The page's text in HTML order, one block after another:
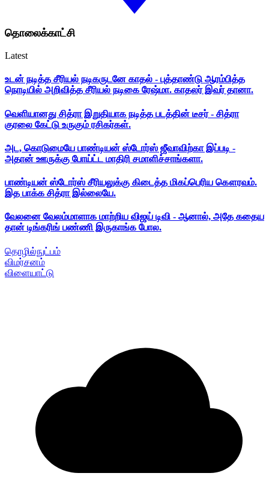
தொலைக்காட்சி
Latest
உடன் நடித்த சீரியல் நடிகருடனே காதல் - புத்தாண்டு ஆரம்பித்த
நொடியில் அறிவித்த சீரியல் நடிகை ரேஷ்மா. காதலர் இவர் தானா.
வெளியானது சித்ரா இறுதியாக நடித்த படத்தின் டீசர் - சித்ரா
குரலை கேட்டு உருகும் ரசிகர்கள்.
அட, கொடுமையே பாண்டியன் ஸ்டோர்ஸ் ஜீவாவிற்கா இப்படி -
அதான் ஊருக்கு போய்ட்ட மாதிரி சமாளிச்சாங்களா.
பாண்டியன் ஸ்டோர்ஸ் சீரியலுக்கு கிடைத்த மிகப்பெரிய கௌரவம்.
இத பாக்க சித்ரா இல்லையே.
வேலனை வேலம்மாளாக மாற்றிய விஜய் டிவி - ஆனால், அதே கதைய
தான் டிங்கரிங் பண்ணி இருகாங்க போல.
தொழில்நுட்பம்
விமர்சனம்
விளையாட்டு